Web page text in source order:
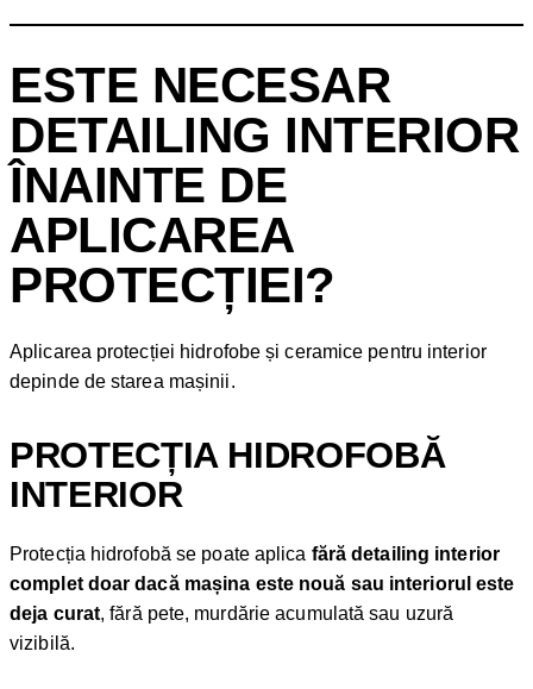
ESTE NECESAR
DETAILING INTERIOR
ÎNAINTE DE
APLICAREA
PROTECȚIEI?
Aplicarea protecției hidrofobe și ceramice pentru interior
depinde de starea mașinii.
PROTECȚIA HIDROFOBĂ
INTERIOR
Protecția hidrofobă se poate aplica fără detailing interior
complet doar dacă mașina este nouă sau interiorul este
deja curat, fără pete, murdărie acumulată sau uzură
vizibilă.